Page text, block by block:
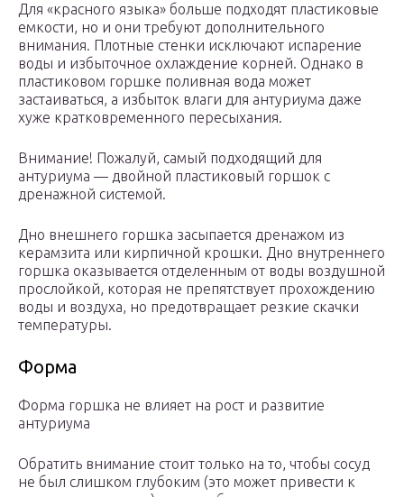
Для «красного языка» больше подходят пластиковые
емкости, но и они требуют дополнительного
внимания. Плотные стенки исключают испарение
воды и избыточное охлаждение корней. Однако в
пластиковом горшке поливная вода может
застаиваться, а избыток влаги для антуриума даже
хуже кратковременного пересыхания.
Внимание! Пожалуй, самый подходящий для
антуриума — двойной пластиковый горшок с
дренажной системой.
Дно внешнего горшка засыпается дренажом из
керамзита или кирпичной крошки. Дно внутреннего
горшка оказывается отделенным от воды воздушной
прослойкой, которая не препятствует прохождению
воды и воздуха, но предотвращает резкие скачки
температуры.
Форма
Форма горшка не влияет на рост и развитие
антуриума
Обратить внимание стоит только на то, чтобы сосуд
не был слишком глубоким (это может привести к